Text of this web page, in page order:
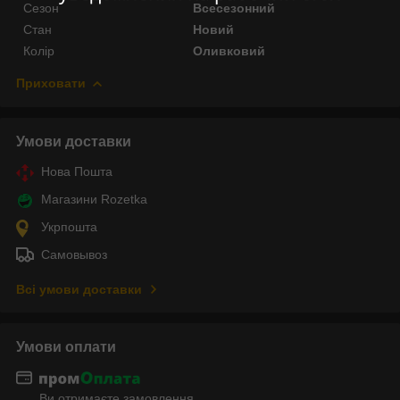
Сезон
Всесезонний
Стан
Новий
Колір
Оливковий
Приховати
Умови доставки
Нова Пошта
Магазини Rozetka
Укрпошта
Самовывоз
Всі умови доставки
Умови оплати